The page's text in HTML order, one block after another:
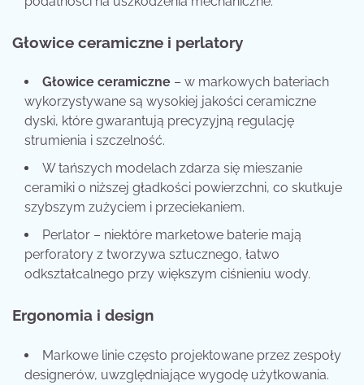
Głowice ceramiczne i perlatory
Głowice ceramiczne – w markowych bateriach
wykorzystywane są wysokiej jakości ceramiczne
dyski, które gwarantują precyzyjną regulację
strumienia i szczelność.
W tańszych modelach zdarza się mieszanie
ceramiki o niższej gładkości powierzchni, co skutkuje
szybszym zużyciem i przeciekaniem.
Perlator – niektóre marketowe baterie mają
perforatory z tworzywa sztucznego, łatwo
odkształcalnego przy większym ciśnieniu wody.
Ergonomia i design
Markowe linie często projektowane przez zespoły
designerów, uwzględniające wygodę użytkowania.